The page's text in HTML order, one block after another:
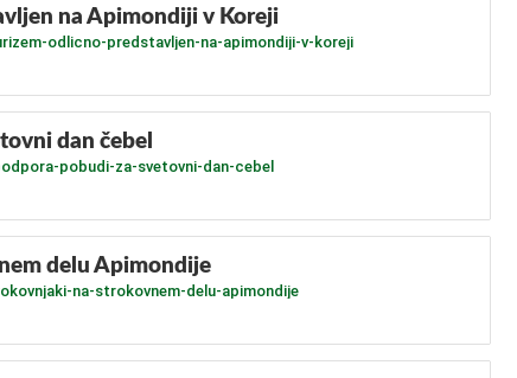
na Apimondiji v Koreji
odlicno-predstavljen-na-apimondiji-v-koreji
dan čebel
pobudi-za-svetovni-dan-cebel
delu Apimondije
na-strokovnem-delu-apimondije